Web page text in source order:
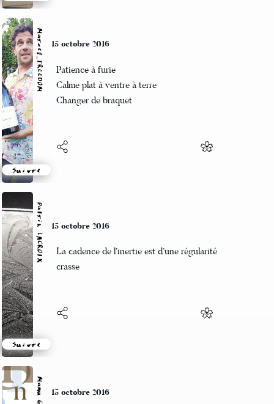
Marcel_FREEDOM
Suivre
12 octobre 2016
Mais oui mon poussin
A ce soir et mange bien
Sacré Charlemagne
Patrik LACROIX
Suivre
12 octobre 2016
Pour tant de bruits qu’on aime,
il y a trop de musique douce.
12 octobre 2016